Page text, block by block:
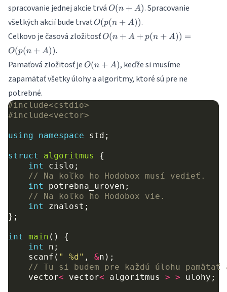
spracovanie jednej akcie trvá O(n+A)
O(n + A). Spracovanie
všetkých akcií bude trvaťO(p(n+A))
O(p(n + A)).
Celkovo je časová zložitosťO(n + A +
p(n+A)) =
O(n + A + p(n + A)) =
O(p(n + A)).
Pamäťová zložitosť je O(n+A)
O(n + A), keďže si musíme
zapamätať všetky úlohy a algoritmy, ktoré sú pre ne
potrebné.
#include<cstdio>
#include<vector>
using namespace std ;
struct algoritmus
{
int
cislo ;
// Na koľko ho Hodobox musí vedieť.
int
potrebna_uroven ;
// Na koľko ho Hodobox vie.
int
znalost ;
};
int main ()
{
int
n ;
scanf ( " %d" , &n );
// Tu si budem pre každú úlohu
vector< vector< algoritmus > > ulohy ;